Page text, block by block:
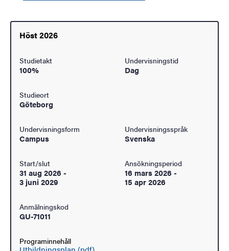
Höst 2026
Studietakt
100%
Undervisningstid
Dag
Studieort
Göteborg
Undervisningsform
Campus
Undervisningsspråk
Svenska
Start/slut
31 aug 2026 -
3 juni 2029
Ansökningsperiod
16 mars 2026 -
15 apr 2026
Anmälningskod
GU-71011
Programinnehåll